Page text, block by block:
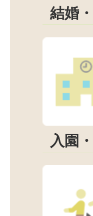
結婚
入園